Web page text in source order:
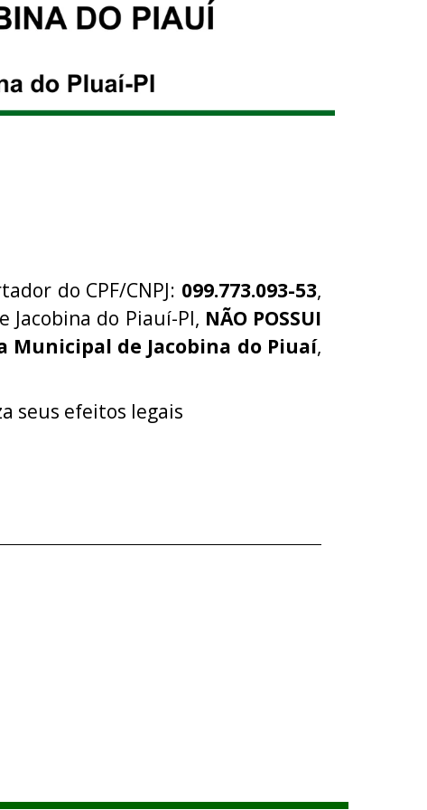
do CPF/CNPJ: 099.773.093-53,
Jacobina do Piauí-PI, NÃO POSSUI
Municipal de Jacobina do Piuaí,
seus efeitos legais